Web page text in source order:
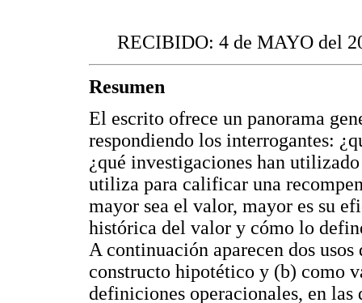
RECIBIDO: 4 de MAYO del
Resumen
El escrito ofrece un panorama
respondiendo los interrogantes:
¿qué investigaciones han
utiliza para calificar una
mayor sea el valor, mayor es su
histórica del valor y cómo lo
A continuación aparecen dos
constructo hipotético y (b) como
definiciones operacionales, en las